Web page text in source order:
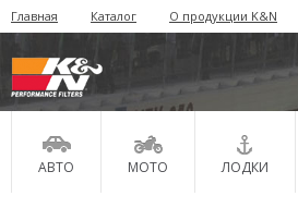
Главная Каталог О продукции K&N
АВТО МОТО ЛОДКИ